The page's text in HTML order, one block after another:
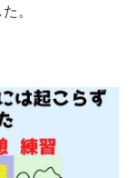
。